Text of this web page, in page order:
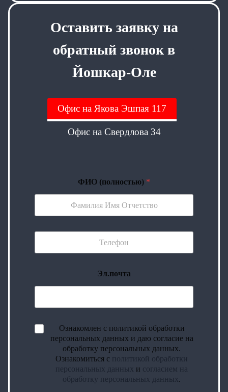
Оставить заявку на
обратный звонок в
Йошкар-Оле
Офис на Якова Эшпая 117
Офис на Свердлова 34
ФИО (полностью) *
Эл.почта
Ознакомлен с политикой обработки
персональных данных и даю согласие на
обработку персональных данных.
Ознакомиться с политикой обработки
персональных данных и согласием на
обработку персональных данных.